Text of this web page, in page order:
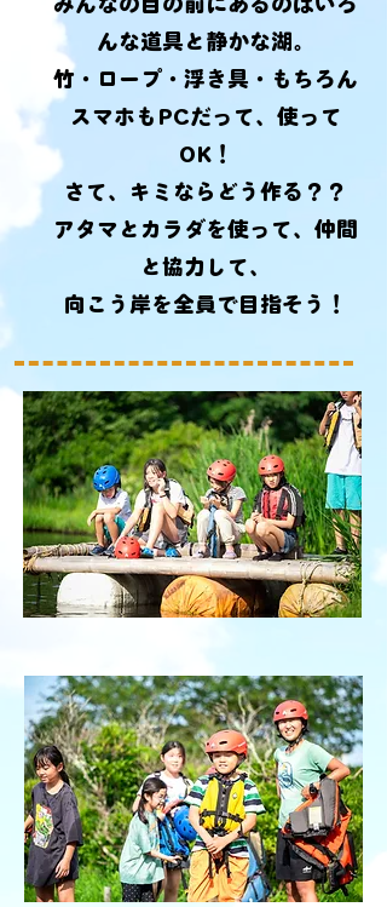
んな道具と静かな湖。
竹・ロープ・浮き具・もちろん
スマホもPCだって、使って
OK！
さて、キミならどう作る？？
アタマとカラダを使って、仲間
と協力して、
向こう岸を全員で目指そう！